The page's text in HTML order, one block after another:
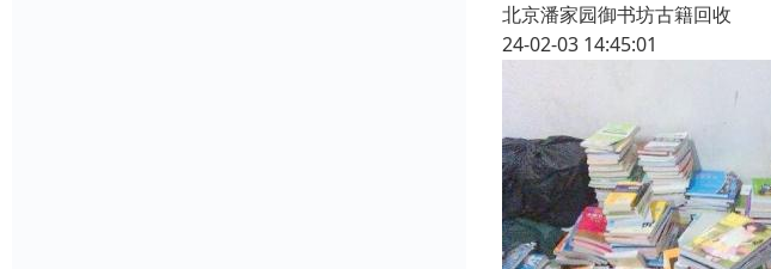
北京潘家园御书坊古籍回收
24-02-03 14:45:01